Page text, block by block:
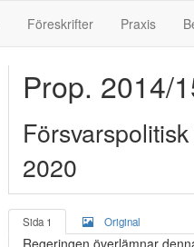
Föreskrifter Praxis
Prop. 2014/
2020
Sida 1 Original
Regeringen överlämnar